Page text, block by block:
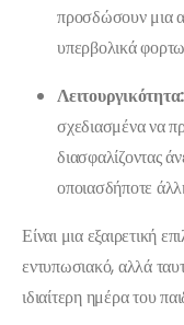
προσδώσουν μια
υπερβολικά
Λειτουργικότητα:
σχεδιασμένα να
διασφαλίζοντας
οποιασδήποτε
Είναι μια εξαιρετική
εντυπωσιακό, αλλά
ιδιαίτερη ημέρα του